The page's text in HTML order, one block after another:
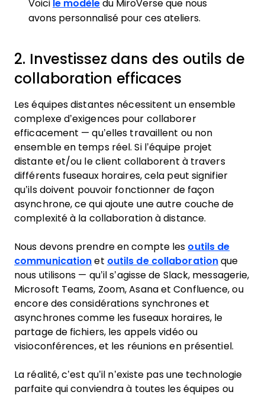
Voici le modèle du MiroVerse que nous
avons personnalisé pour ces ateliers.
2. Investissez dans des outils de
collaboration efficaces
Les équipes distantes nécessitent un ensemble
complexe d’exigences pour collaborer
efficacement — qu’elles travaillent ou non
ensemble en temps réel. Si l’équipe projet
distante et/ou le client collaborent à travers
différents fuseaux horaires, cela peut signifier
qu’ils doivent pouvoir fonctionner de façon
asynchrone, ce qui ajoute une autre couche de
complexité à la collaboration à distance.
Nous devons prendre en compte les outils de
communication et outils de collaboration que
nous utilisons — qu’il s’agisse de Slack, messagerie,
Microsoft Teams, Zoom, Asana et Confluence, ou
encore des considérations synchrones et
asynchrones comme les fuseaux horaires, le
partage de fichiers, les appels vidéo ou
visioconférences, et les réunions en présentiel.
La réalité, c’est qu’il n’existe pas une technologie
parfaite qui conviendra à toutes les équipes ou